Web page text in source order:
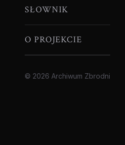
SŁOWNIK
O PROJEKCIE
© 2026 Archiwum Zbrodni